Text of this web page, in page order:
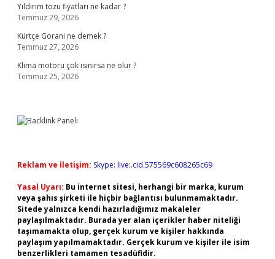
Yıldırım tozu fiyatları ne kadar ?
Temmuz 29, 2026
Kürtçe Gorani ne demek ?
Temmuz 27, 2026
Klima motoru çok ısınırsa ne olur ?
Temmuz 25, 2026
Reklam ve İletişim: Skype: live:.cid.575569c608265c69
Yasal Uyarı: Bu internet sitesi, herhangi bir marka, kurum
veya şahıs şirketi ile hiçbir bağlantısı bulunmamaktadır.
Sitede yalnızca kendi hazırladığımız makaleler
paylaşılmaktadır. Burada yer alan içerikler haber niteliği
taşımamakta olup, gerçek kurum ve kişiler hakkında
paylaşım yapılmamaktadır. Gerçek kurum ve kişiler ile isim
benzerlikleri tamamen tesadüfidir.